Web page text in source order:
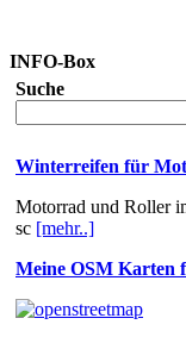
INFO-Box
Suche
Winterreifen für
Motorrad und Roller
sc [mehr..]
Meine OSM Karten